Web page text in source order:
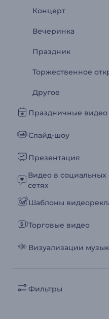
Концерт
Вечеринка
Праздник
Торжественное
Другое
Праздничные видео
Слайд-шоу
Презентация
Видео в социальных
сетях
Шаблоны
Торговые видео
Визуализации
Фильтры